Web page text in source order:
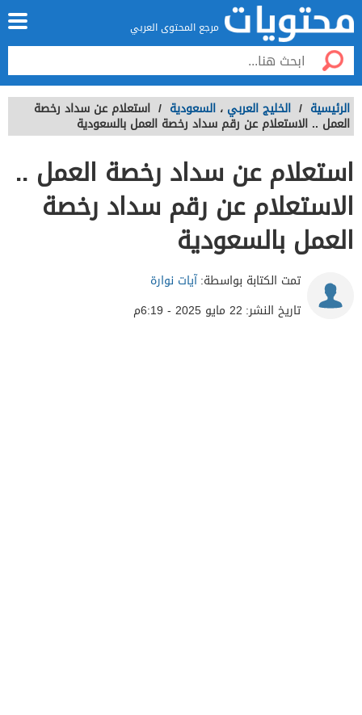
مرجع المحتوى العربي
الرئيسية / الخليج العربي ، السعودية / استعلام عن سداد رخصة
العمل .. الاستعلام عن رقم سداد رخصة العمل بالسعودية
استعلام عن سداد رخصة العمل ..
الاستعلام عن رقم سداد رخصة
العمل بالسعودية
تمت الكتابة بواسطة:آيات نوارة
تاريخ النشر: 22 مايو 2025 - 6:19م